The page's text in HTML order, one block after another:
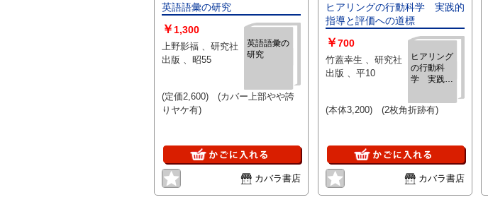
英語語彙の研究
英語語彙の
研究
￥ 1,300
上野影福 、研究社
出版 、昭55
(定価2,600) (カバー上部やや誇
りヤケ有)
カバラ書店
ヒアリングの行動科学 実践的
指導と評価への道標
ヒアリング
の行動科
学 実践的
への道標
￥700
竹蓋幸生 、研究社
出版 、平10
(本体3,200) (2枚角折跡有)
カバラ書店